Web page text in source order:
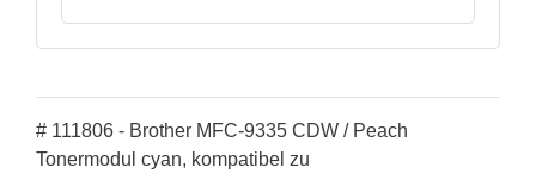
# 111806 - Brother MFC-9335 CDW / Peach
Tonermodul cyan, kompatibel zu